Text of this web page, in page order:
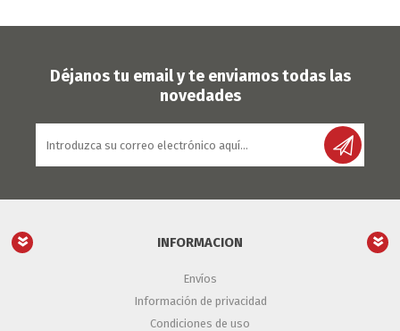
Déjanos tu email y te enviamos todas las
novedades
INFORMACION
Envíos
Información de privacidad
Condiciones de uso